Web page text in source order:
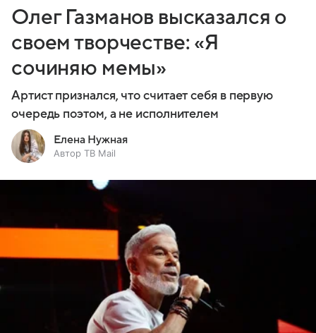
Олег Газманов высказался о
своем творчестве: «Я
сочиняю мемы»
Артист признался, что считает себя в первую
очередь поэтом, а не исполнителем
Елена Нужная
Автор ТВ Mail